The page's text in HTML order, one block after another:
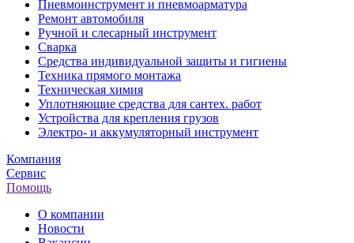
Пневмоинструмент и пневмоарматура
Ремонт автомобиля
Ручной и слесарный инструмент
Сварка
Средства индивидуальной защиты и гигиены
Техника прямого монтажа
Техническая химия
Уплотняющие средства для сантех. работ
Устройства для крепления грузов
Электро- и аккумуляторный инструмент
Компания
Сервис
Помощь
О компании
Новости